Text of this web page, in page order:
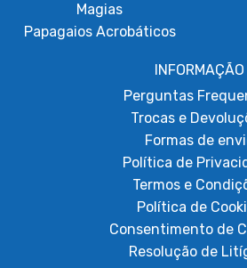
Magias
Papagaios Acrobáticos
INFORMAÇÃO
Perguntas
Trocas e
Formas de
Política de
Termos e
Política de
Consentimento de
Resolução de